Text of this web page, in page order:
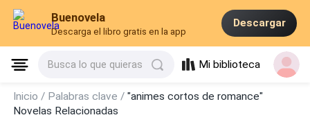
Buenovela
Descarga el libro gratis en la app
Descargar
Busca lo que quieras Mi biblioteca
Inicio / Palabras clave /"animes cortos de romance"
Novelas Relacionadas